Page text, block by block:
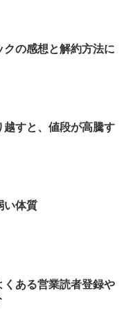
クの感想と解約方法に
越すと、値段が高騰す
い体質
くある営業読者登録や